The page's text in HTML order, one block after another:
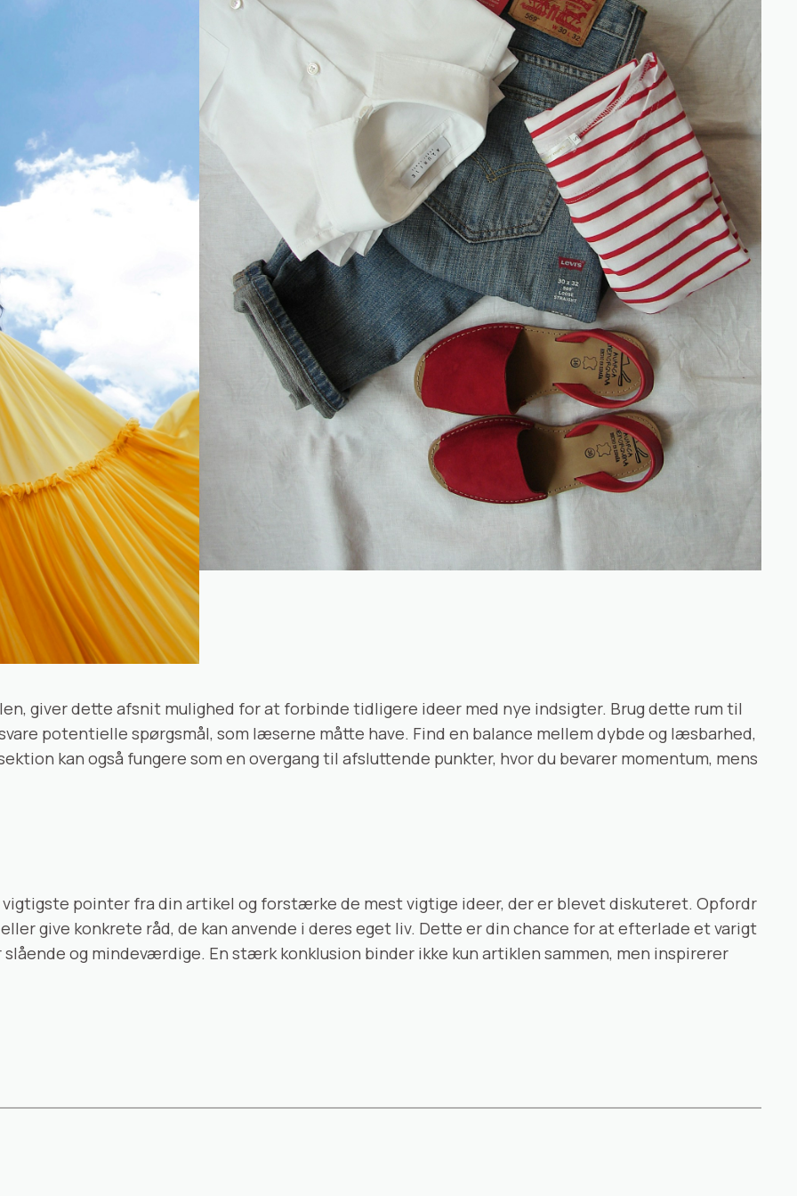
giver dette afsnit mulighed for at forbinde tidligere ideer med nye indsigter. Brug dette rum til
potentielle spørgsmål, som læserne måtte have. Find en balance mellem dybde og læsbarhed,
kan også fungere som en overgang til afsluttende punkter, hvor du bevarer momentum, mens
pointer fra din artikel og forstærke de mest vigtige ideer, der er blevet diskuteret. Opfordr
give konkrete råd, de kan anvende i deres eget liv. Dette er din chance for at efterlade et varigt
og mindeværdige. En stærk konklusion binder ikke kun artiklen sammen, men inspirerer